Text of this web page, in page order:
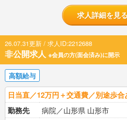
求人詳細を見る
26.07.31更新 / 求人ID:2212688
非公開求人 ※会員の方(面会済み)に開示
高額給与
日当直／12万円＋交通費／別途歩合
勤務先
病院／山形県 山形市